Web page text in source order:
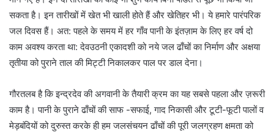
सकता है। इन तारीखों में खेत भी खाली होते हैं और खेतिहर भी। ये हमारे पारंपरिक
जल दिवस हैं। अत: पहले के समय में हर गाँव पानी के इंतज़ाम के लिए हर वर्ष दो
काम अवश्य करता था: देवउठनी एकादशी को नये जल ढाँचों का निर्माण और अक्षया
तृतीया को पुराने ताल की मिट्टी निकालकर पाल पर डाल देना।
गौरतलब है कि इन्द्रदेव की अगवानी के तैयारी क्रम का यह सबसे पहला और ज़रूरी
काम है। पानी के पुराने ढाँचों की साफ -सफाई, गाद निकासी और टूटी-फूटी पालों व
मेड़बंदियों को दुरुस्त करके ही हम जलसंचयन ढाँचों की पूरी जलग्रहण क्षमता को